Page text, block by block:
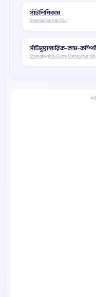
সাঁটলিপিকার
Stenographer (DJ)
সাঁটমুদ্রাক্ষরিক-কাম-
Stenotypist-Cum-Computer